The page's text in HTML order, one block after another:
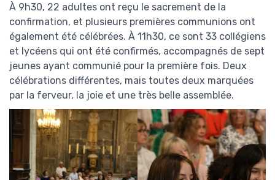
À 9h30, 22 adultes ont reçu le sacrement de la
confirmation, et plusieurs premières communions ont
également été célébrées. À 11h30, ce sont 33 collégiens
et lycéens qui ont été confirmés, accompagnés de sept
jeunes ayant communié pour la première fois. Deux
célébrations différentes, mais toutes deux marquées
par la ferveur, la joie et une très belle assemblée.